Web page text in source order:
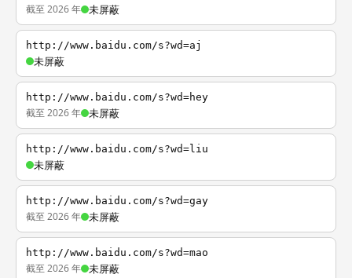
截至 2026 年 未屏蔽
http://www.baidu.com/s?wd=aj
未屏蔽
http://www.baidu.com/s?wd=hey
截至 2026 年 未屏蔽
http://www.baidu.com/s?wd=liu
未屏蔽
http://www.baidu.com/s?wd=gay
截至 2026 年 未屏蔽
http://www.baidu.com/s?wd=mao
截至 2026 年 未屏蔽